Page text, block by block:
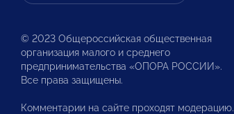
© 2023 Общероссийская общественная
организация малого и среднего
предпринимательства «ОПОРА РОССИИ».
Все права защищены.
Комментарии на сайте проходят модерацию.